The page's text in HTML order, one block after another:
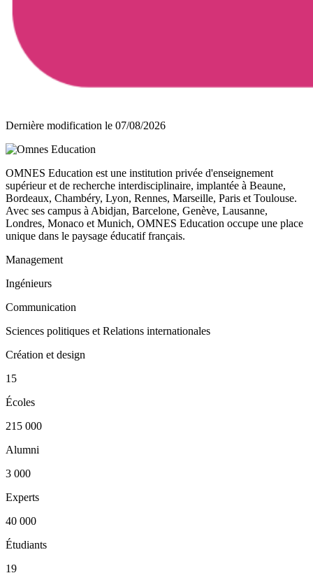
Dernière modification le 07/08/2026
OMNES Education est une institution privée d'enseignement
supérieur et de recherche interdisciplinaire, implantée à Beaune,
Bordeaux, Chambéry, Lyon, Rennes, Marseille, Paris et Toulouse.
Avec ses campus à Abidjan, Barcelone, Genève, Lausanne,
Londres, Monaco et Munich, OMNES Education occupe une place
unique dans le paysage éducatif français.
Management
Ingénieurs
Communication
Sciences politiques et Relations internationales
Création et design
15
Écoles
215 000
Alumni
3 000
Experts
40 000
Étudiants
19